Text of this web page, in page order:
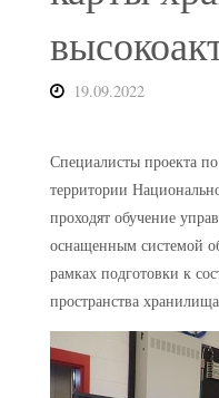
19.09.2022
Специалисты проекта
территории
проходят обучение
оснащенным системой
рамках подготовки к
пространства